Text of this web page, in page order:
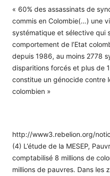
« 60% des assassinats de
commis en Colombie(…) une
systématique et sélective qui
comportement de l’Etat
depuis 1986, au moins 2778
disparitions forcés et plus de
constitue un génocide contre
colombien »
http://www3.rebelion.org/
(4) L’étude de la MESEP,
comptabilisé 8 millions de
millions de pauvres. Dans les